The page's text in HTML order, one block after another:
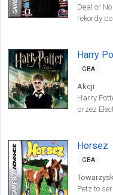
Deal or
rekordy
Harry
GBA
Akcji
Harry
przez
Horsez
GBA
Petz to